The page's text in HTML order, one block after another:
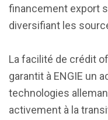
financement export
diversifiant les
La facilité de crédit
garantit à ENGIE un
technologies
activement à la